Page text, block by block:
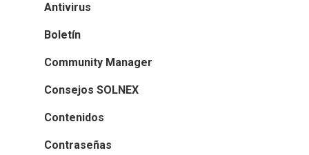
Antivirus
Boletín
Community Manager
Consejos SOLNEX
Contenidos
Contraseñas